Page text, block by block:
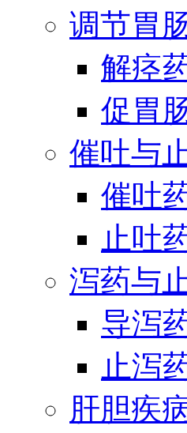
调节胃
解痉
促胃
催吐与
催吐
止吐
泻药与
导泻
止泻
肝胆疾